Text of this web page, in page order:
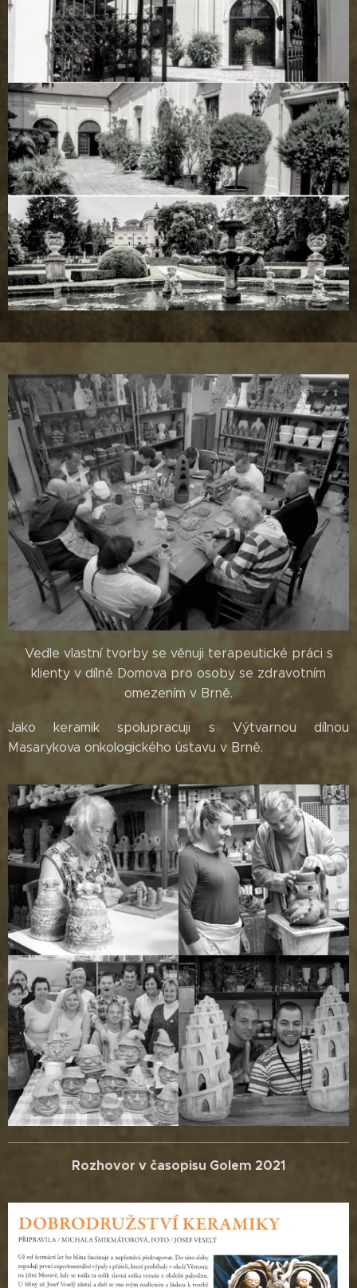
Vedle vlastní tvorby se věnuji terapeutické práci s
klienty v dílně Domova pro osoby se zdravotním
omezením v Brně.
Jako keramik spolupracuji s Výtvarnou dílnou
Masarykova onkologického ústavu v Brně.
Rozhovor v časopisu Golem 2021